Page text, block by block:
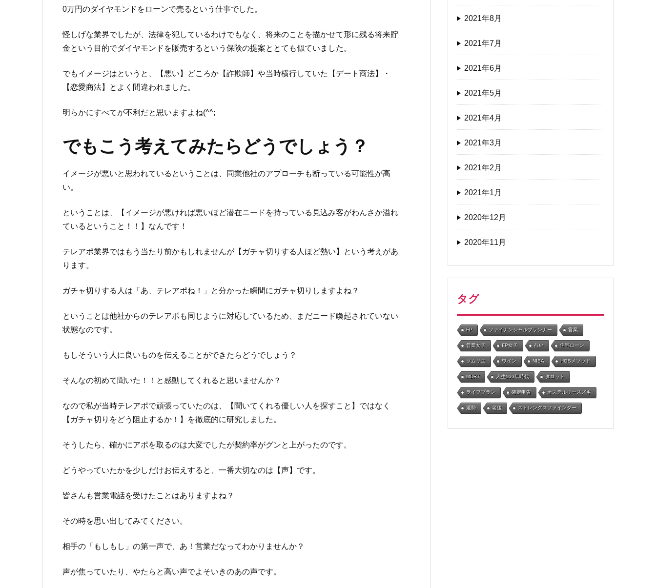
0万円のダイヤモンドをローンで売るという仕事でした。
怪しげな業界でしたが、法律を犯しているわけでもなく、将来のことを描かせて形に残る将来貯
金という目的でダイヤモンドを販売するという保険の提案ととても似ていました。
でもイメージはというと、【悪い】どころか【詐欺師】や当時横行していた【デート商法】・
【恋愛商法】とよく間違われました。
明らかにすべてが不利だと思いますよね(^^;
でもこう考えてみたらどうでしょう？
イメージが悪いと思われているということは、同業他社のアプローチも断っている可能性が高
い。
ということは、【イメージが悪ければ悪いほど潜在ニードを持っている見込み客がわんさか溢れ
ているということ！！】なんです！
テレアポ業界ではもう当たり前かもしれませんが【ガチャ切りする人ほど熱い】という考えがあ
ります。
ガチャ切りする人は「あ、テレアポね！」と分かった瞬間にガチャ切りしますよね？
ということは他社からのテレアポも同じように対応しているため、まだニード喚起されていない
状態なのです。
もしそういう人に良いものを伝えることができたらどうでしょう？
そんなの初めて聞いた！！と感動してくれると思いませんか？
なので私が当時テレアポで頑張っていたのは、【聞いてくれる優しい人を探すこと】ではなく
【ガチャ切りをどう阻止するか！】を徹底的に研究しました。
そうしたら、確かにアポを取るのは大変でしたが契約率がグンと上がったのです。
どうやっていたかを少しだけお伝えすると、一番大切なのは【声】です。
皆さんも営業電話を受けたことはありますよね？
その時を思い出してみてください。
相手の「もしもし」の第一声で、あ！営業だなってわかりませんか？
声が焦っていたり、やたらと高い声でよそいきのあの声です。
2021年8月
2021年7月
2021年6月
2021年5月
2021年4月
2021年3月
2021年2月
2021年1月
2020年12月
2020年11月
タグ
FP ファイナンシャルプランナー 営業
営業女子 FP女子 占い 住宅ローン
ソムリエ ワイン NISA HOSメソッド
MDRT 人生100年時代 タロット
ライフプラン 確定申告 オステルリースズキ
運勢 老後 ストレングスファインダー